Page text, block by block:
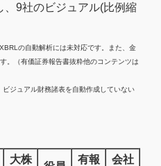
、9社のビジュアル(比例縮
の自動解析には未対応です。また、金
。（有価証券報告書抜粋他のコンテンツは
ジュアル財務諸表を自動作成していない
大株
有報
会社